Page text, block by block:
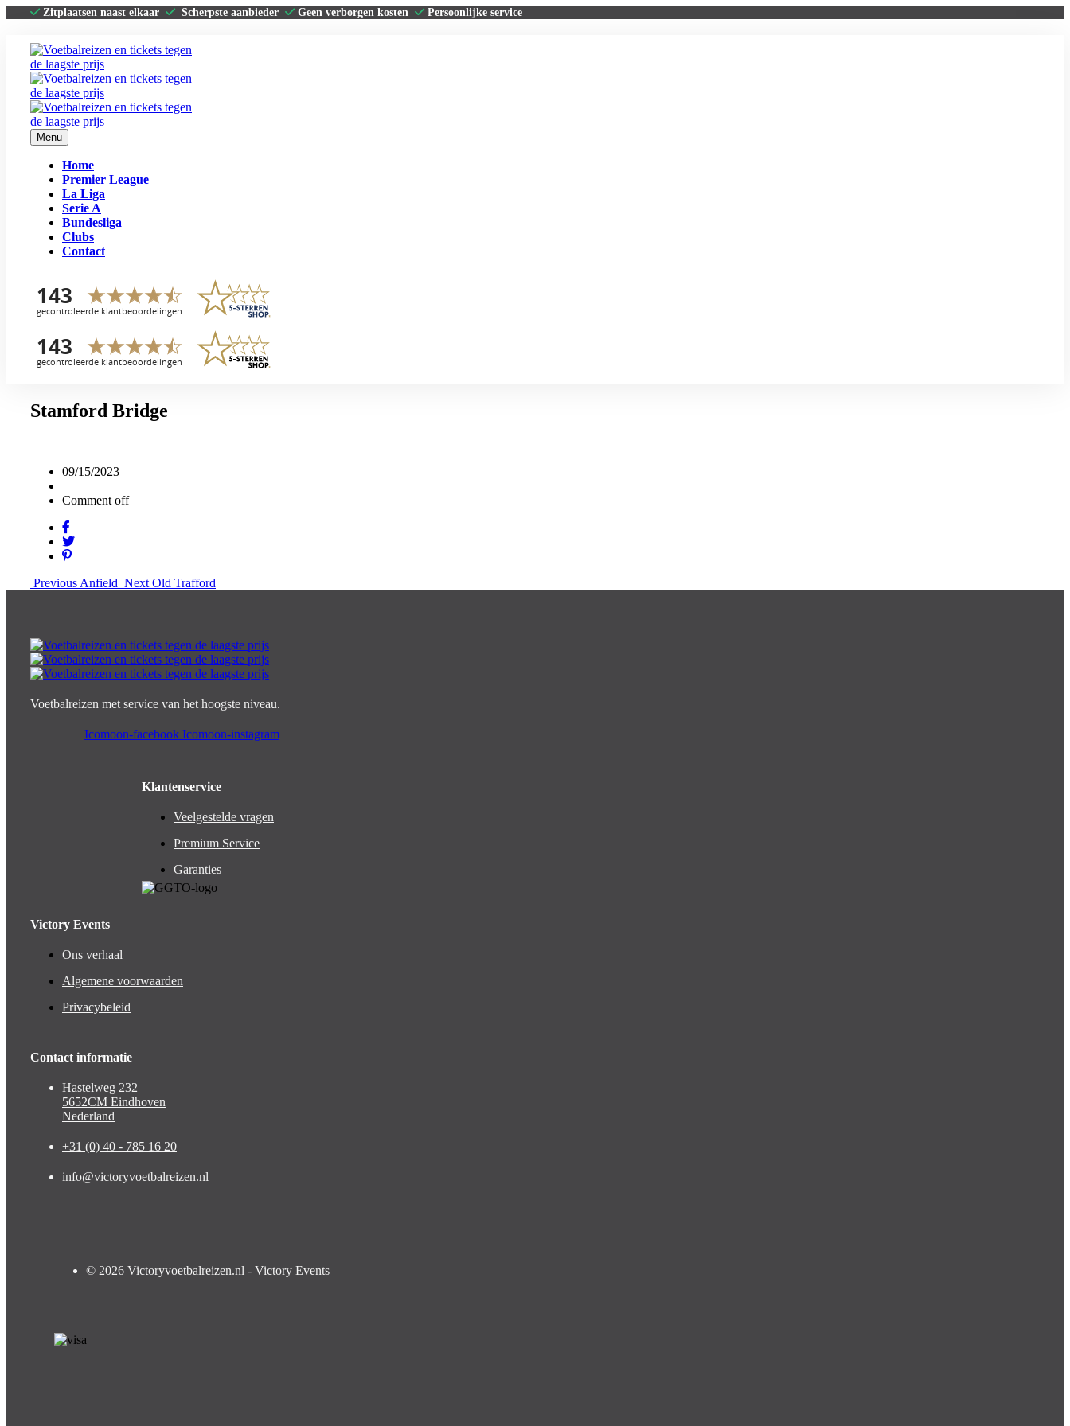
Zitplaatsen naast elkaar Scherpste aanbieder Geen verborgen kosten Persoonlijke service
Menu
Home
Premier League
La Liga
Serie A
Bundesliga
Clubs
Contact
Stamford Bridge
09/15/2023
Comment off
Previous Anfield Next Old Trafford
Voetbalreizen met service van het hoogste niveau.
Icomoon-facebook Icomoon-instagram
Klantenservice
Veelgestelde vragen
Premium Service
Garanties
Victory Events
Ons verhaal
Algemene voorwaarden
Privacybeleid
Contact informatie
Hastelweg 232
5652CM Eindhoven
Nederland
+31 (0) 40 - 785 16 20
info@victoryvoetbalreizen.nl
© 2026 Victoryvoetbalreizen.nl - Victory Events